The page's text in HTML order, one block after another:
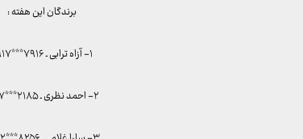
برندگان این هفته :
۱- آزاه ترابی ـ ۷۹۱۶***۰۹۱۷
۲- احمد نظری ـ ۲۱۸۵***۰۹۱۷